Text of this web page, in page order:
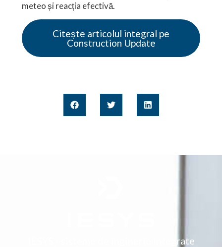
meteo și reacția efectivă.
Citește articolul integral pe
Construction Update
IESYS - sisteme de inginerie integrate